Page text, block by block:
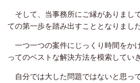
そして、当事務所にご縁がありまし
ての第一歩を踏み出すこととなりました
一つ一つの案件にじっくり時間をか
ってのベストな解決方法を模索してい
自分では大した問題ではないと思っ